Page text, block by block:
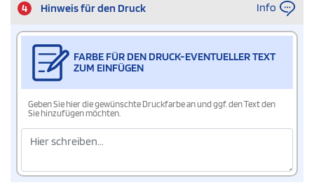
4 Hinweis für den Druck Info
FARBE FÜR DEN DRUCK-EVENTUELLER TEXT
ZUM EINFÜGEN
Geben Sie hier die gewünschte Druckfarbe an und ggf. den Text den
Sie hinzufügen möchten.